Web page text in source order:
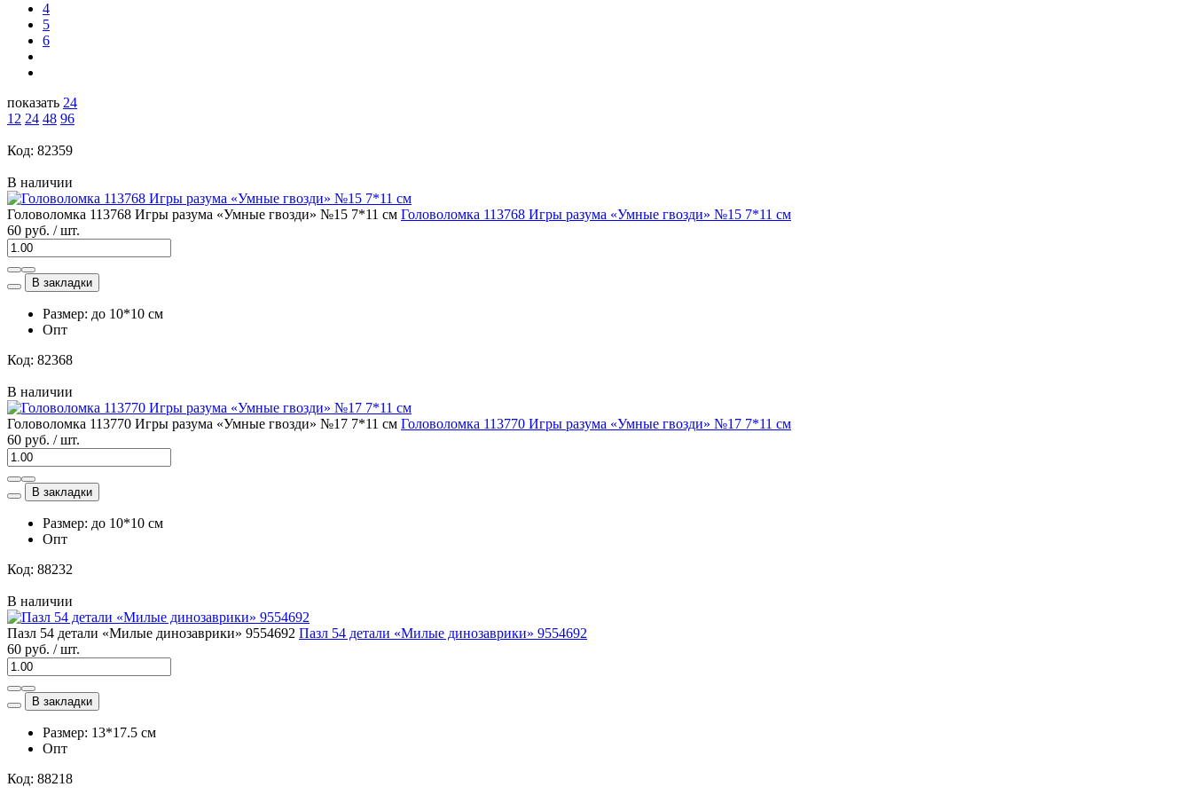
4
5
6
показать 24
12 24 48 96
Код: 82359
В наличии
Головоломка 113768 Игры разума «Умные гвозди» №15 7*11 см Головоломка 113768 Игры разума «Умные гвозди» №15 7*11 см
60 руб. / шт.
В закладки
Размер: до 10*10 см
Опт
Код: 82368
В наличии
Головоломка 113770 Игры разума «Умные гвозди» №17 7*11 см Головоломка 113770 Игры разума «Умные гвозди» №17 7*11 см
60 руб. / шт.
В закладки
Размер: до 10*10 см
Опт
Код: 88232
В наличии
Пазл 54 детали «Милые динозаврики» 9554692 Пазл 54 детали «Милые динозаврики» 9554692
60 руб. / шт.
В закладки
Размер: 13*17.5 см
Опт
Код: 88218